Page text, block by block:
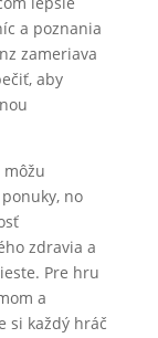
a poznania
zameriava
aby
no
zdravia a
Pre hru
a
si každý hráč